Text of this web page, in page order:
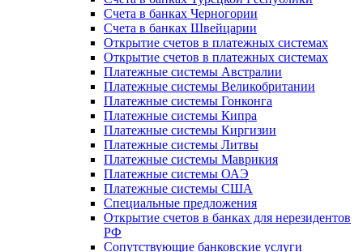
Счета в банках Черногории
Счета в банках Швейцарии
Открытие счетов в платежных системах
Открытие счетов в платежных системах
Платежные системы Австралии
Платежные системы Великобритании
Платежные системы Гонконга
Платежные системы Кипра
Платежные системы Киргизии
Платежные системы Литвы
Платежные системы Маврикия
Платежные системы ОАЭ
Платежные системы США
Специальные предложения
Открытие счетов в банках для нерезидентов
РФ
Сопутствующие банковские услуги